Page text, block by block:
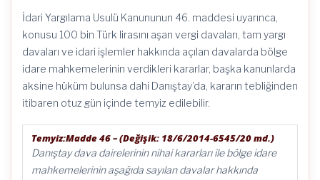
İdari Yargılama Usulü Kanununun 46. maddesi uyarınca,
konusu 100 bin Türk lirasını aşan vergi davaları, tam yargı
davaları ve idari işlemler hakkında açılan davalarda bölge
idare mahkemelerinin verdikleri kararlar, başka kanunlarda
aksine hüküm bulunsa dahi Danıştay’da, kararın tebliğinden
itibaren otuz gün içinde temyiz edilebilir.
Temyiz:Madde 46 – (Değişik: 18/6/2014-6545/20 md.)
Danıştay dava dairelerinin nihai kararları ile bölge idare
mahkemelerinin aşağıda sayılan davalar hakkında